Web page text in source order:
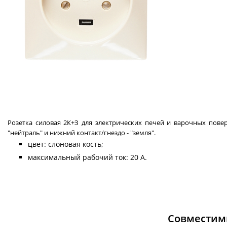
Розетка силовая 2К+З для электрических печей и варочных
"нейтраль" и нижний контакт/гнездо - "земля".
цвет: слоновая кость;
максимальный рабочий ток: 20 А.